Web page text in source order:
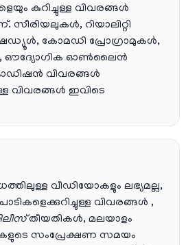
കുറിച്ചുള്ള വിവരങ്ങൾ
റിയാലിറ്റി
കോമഡി പ്രോഗ്രാമുകൾ,
ഔദ്യോഗിക ഓൺലൈൻ
ഓഡിഷൻ വിവരങ്ങൾ
വിവരങ്ങൾ ഇവിടെ
വീഡിയോകളും ലഭ്യമല്ല,
വിവരങ്ങള്‍ ,
തീയതികള്‍, മലയാളം
സംപ്രേക്ഷണ സമയം